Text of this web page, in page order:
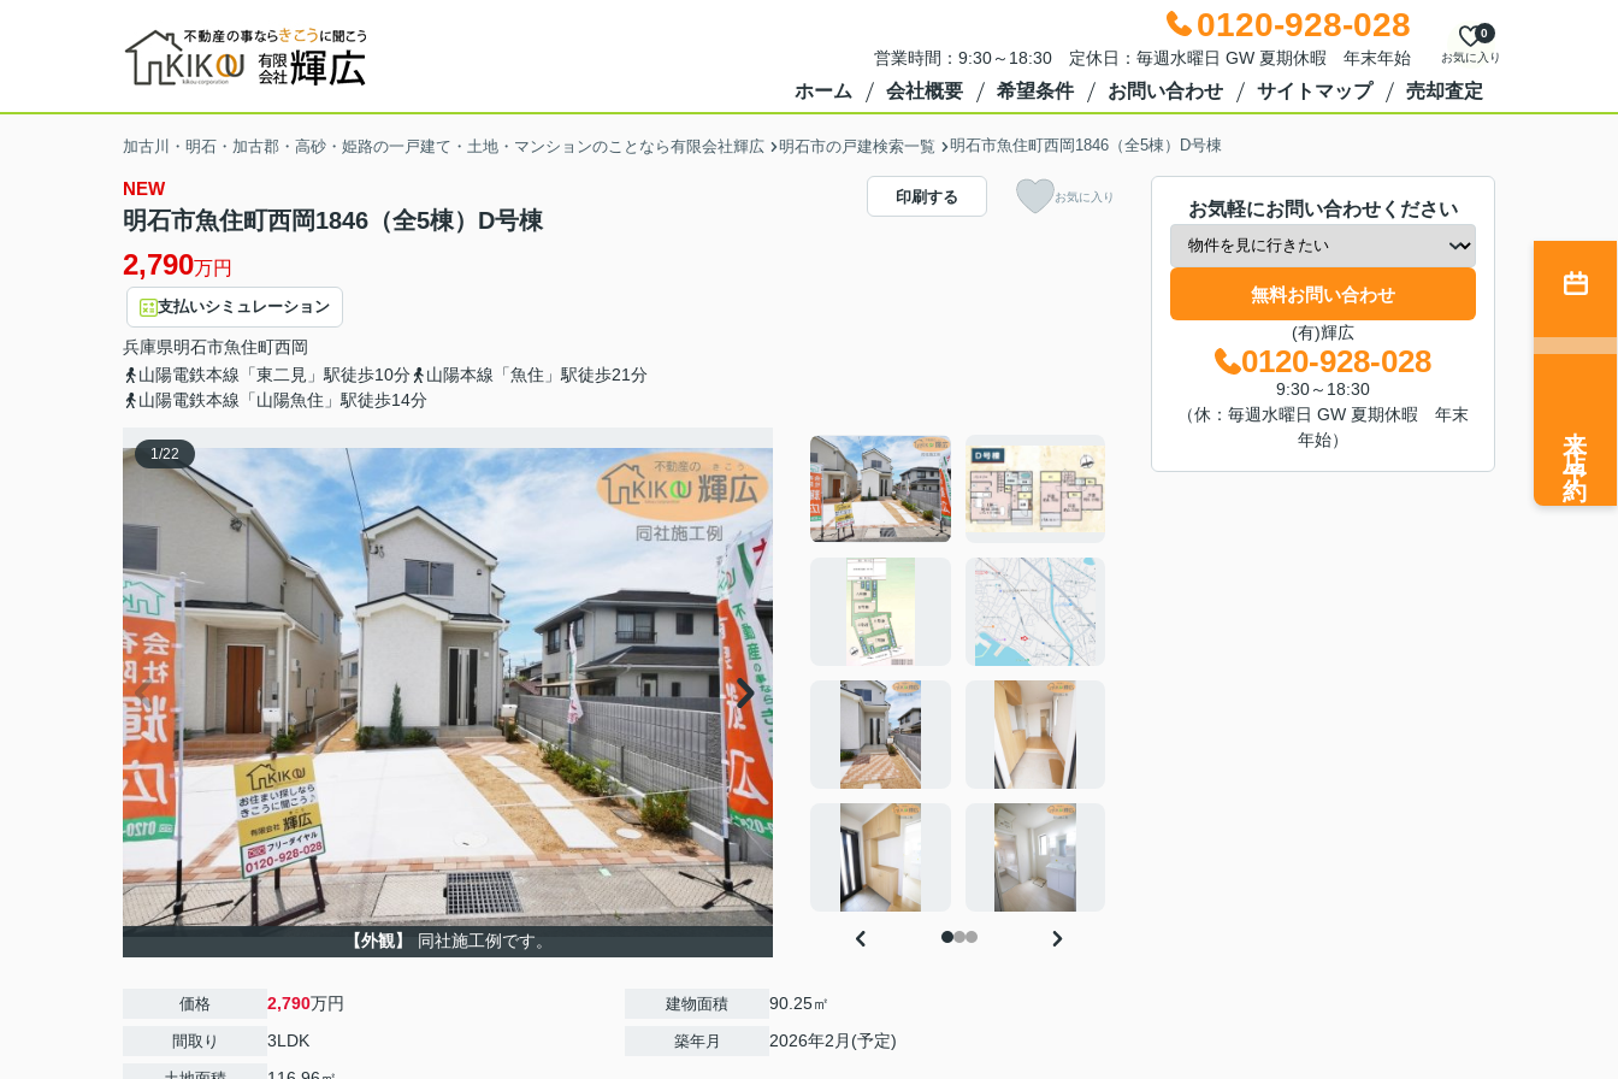
0120-928-028
営業時間：9:30～18:30 定休日：毎週水曜日 GW 夏期休暇 年末年始 お気に入り
0
ホーム 会社概要 希望条件 お問い合わせ サイトマップ 売却査定
加古川・明石・加古郡・高砂・姫路の一戸建て・土地・マンションのことなら有限会社輝広 明石市の戸建検索一覧 明石市魚住町西岡1846（全5棟）D号棟
NEW
明石市魚住町西岡1846（全5棟）D号棟
2,790万円
支払いシミュレーション
兵庫県明石市魚住町西岡
山陽電鉄本線「東二見」駅徒歩10分
山陽本線「魚住」駅徒歩21分
山陽電鉄本線「山陽魚住」駅徒歩14分
印刷する お気に入り
1/22
【外観】 同社施工例です。
価格 2,790万円
間取り 3LDK
建物面積 90.25㎡
築年月 2026年2月(予定)
お気軽にお問い合わせください
無料お問い合わせ
(有)輝広
0120-928-028
9:30～18:30
（休：毎週水曜日 GW 夏期休暇 年末
年始）
来店予約